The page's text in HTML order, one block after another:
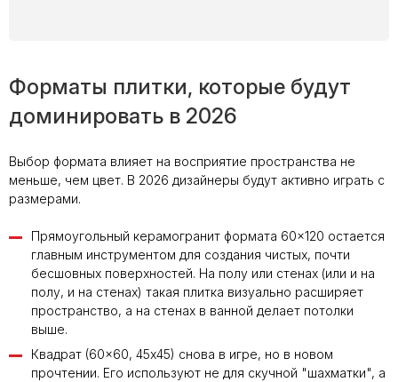
Форматы плитки, которые будут
доминировать в 2026
Выбор формата влияет на восприятие пространства не
меньше, чем цвет. В 2026 дизайнеры будут активно играть с
размерами.
Прямоугольный керамогранит формата 60×120 остается
главным инструментом для создания чистых, почти
бесшовных поверхностей. На полу или стенах (или и на
полу, и на стенах) такая плитка визуально расширяет
пространство, а на стенах в ванной делает потолки
выше.
Квадрат (60×60, 45х45) снова в игре, но в новом
прочтении. Его используют не для скучной "шахматки", а